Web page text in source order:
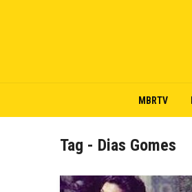
MBRTV
Tag - Dias Gomes